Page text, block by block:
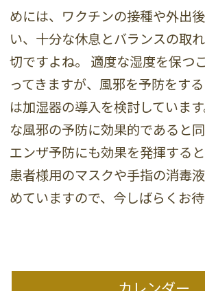
めには、ワクチンの接種や外出
い、十分な休息とバランスの取
切ですよね。 適度な湿度を保つ
ってきますが、風邪を予防をす
は加湿器の導入を検討していま
な風邪の予防に効果的であると
エンザ予防にも効果を発揮すると
患者様用のマスクや手指の消毒
めていますので、今しばらくお